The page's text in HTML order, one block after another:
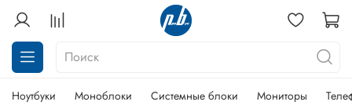
Ноутбуки Моноблоки Системные блоки Мониторы